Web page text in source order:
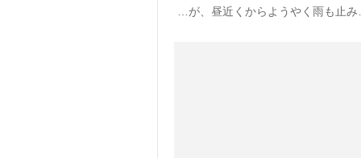
…が、昼近くからようやく雨も止